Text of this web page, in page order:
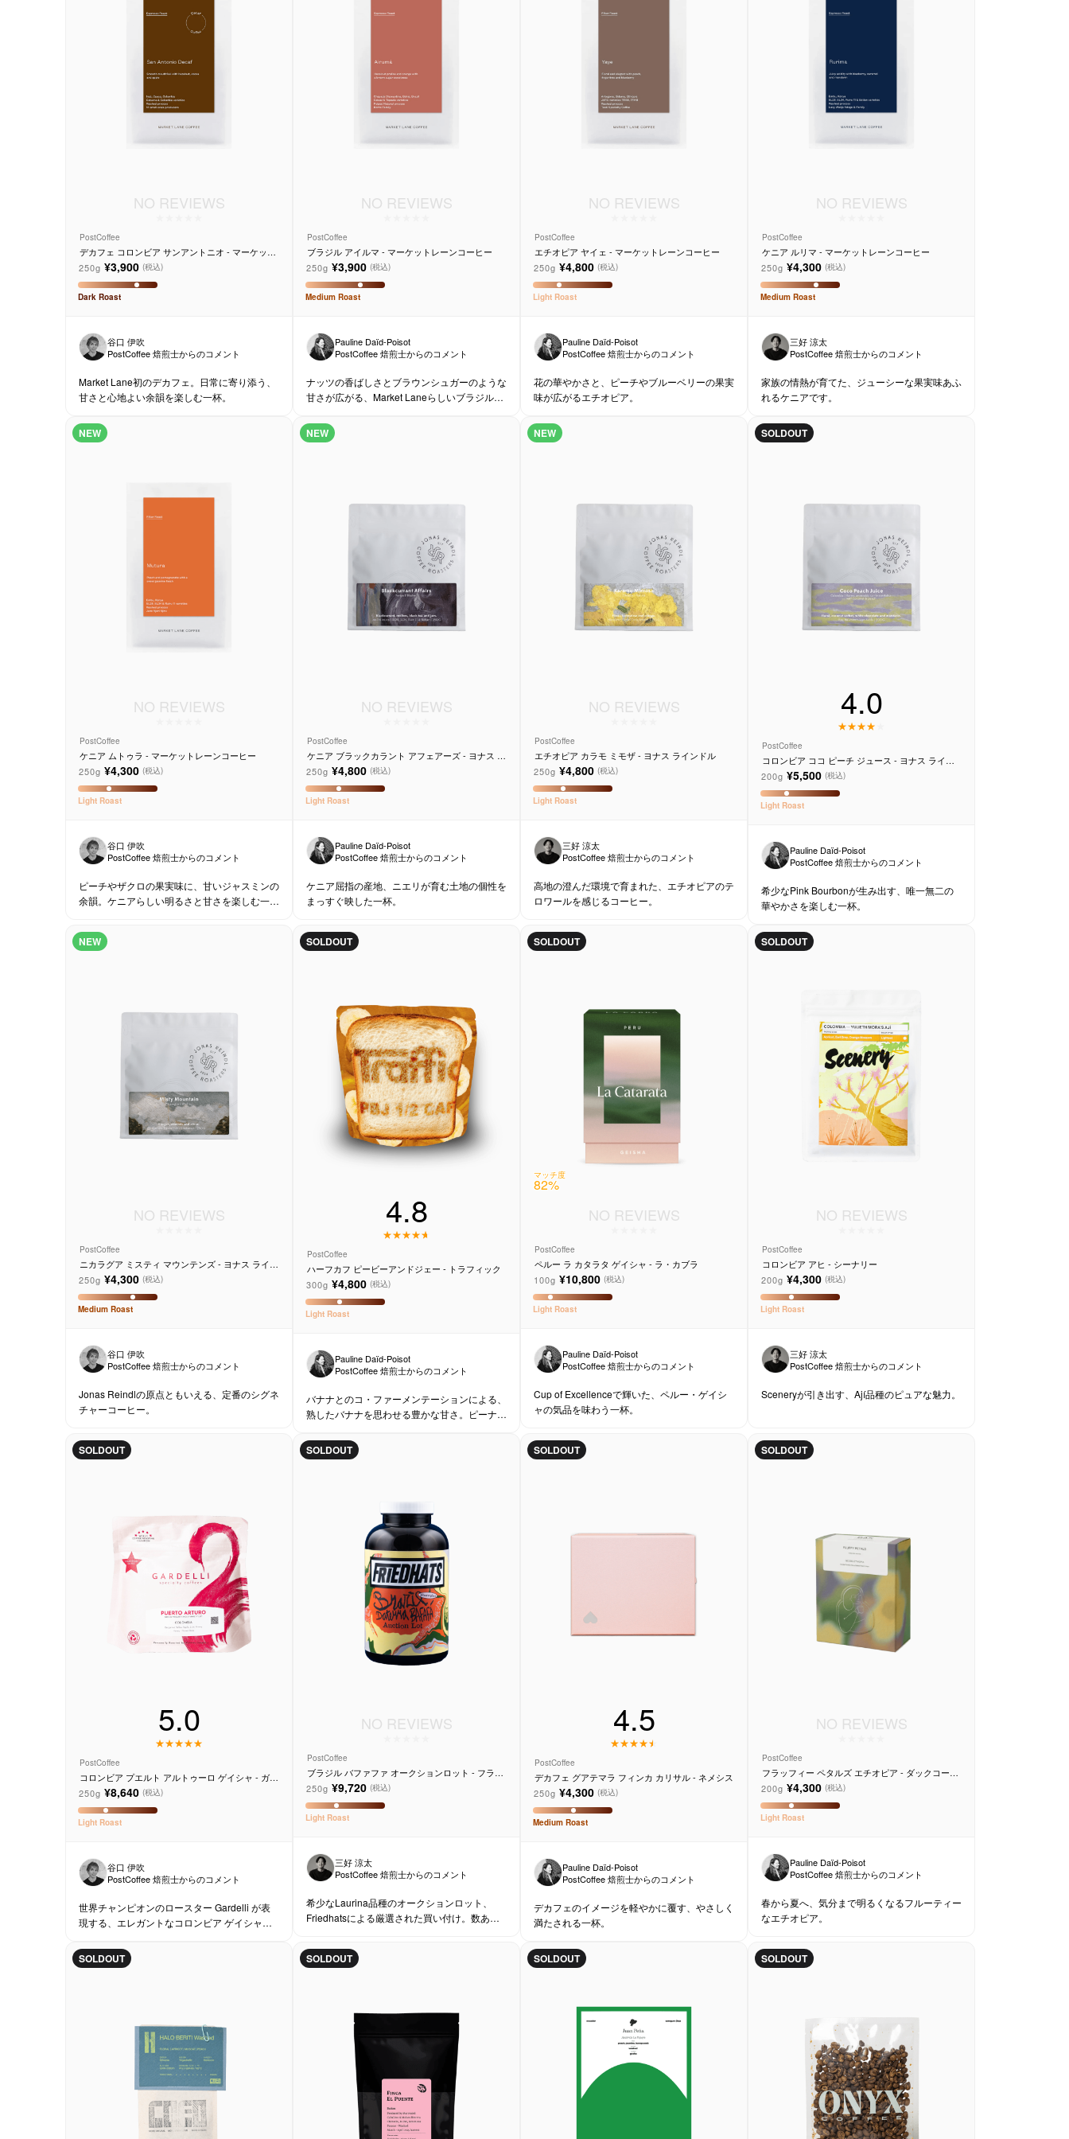
NO REVIEWS
PostCoffee
デカフェ コロンビア サンアントニオ - マーケット
レーンコーヒー
250g ¥3,900 (税込)
Dark Roast
谷口 伊吹
PostCoffee 焙煎士からのコメント
Market Lane初のデカフェ。日常に寄り添う、
甘さと心地よい余韻を楽しむ一杯。
NO REVIEWS
PostCoffee
ブラジル アイルマ - マーケットレーンコーヒー
250g ¥3,900 (税込)
Medium Roast
Pauline Daïd-Poisot
PostCoffee 焙煎士からのコメント
ナッツの香ばしさとブラウンシュガーのような
甘さが広がる、Market Laneらしいブラジルの
NO REVIEWS
PostCoffee
エチオピア ヤイェ - マーケットレーンコーヒー
250g ¥4,800 (税込)
Light Roast
Pauline Daïd-Poisot
PostCoffee 焙煎士からのコメント
花の華やかさと、ピーチやブルーベリーの果実
味が広がるエチオピア。
NO REVIEWS
PostCoffee
ケニア ルリマ - マーケットレーンコーヒー
250g ¥4,300 (税込)
Medium Roast
三好 涼太
PostCoffee 焙煎士からのコメント
家族の情熱が育てた、ジューシーな果実味あふ
れるケニアです。
NEW
NO REVIEWS
PostCoffee
ケニア ムトゥラ - マーケットレーンコーヒー
250g ¥4,300 (税込)
Light Roast
谷口 伊吹
PostCoffee 焙煎士からのコメント
ピーチやザクロの果実味に、甘いジャスミンの
余韻。ケニアらしい明るさと甘さを楽しむ一
NEW
NO REVIEWS
PostCoffee
ケニア ブラックカラント アフェアーズ - ヨナス ラ
インドル
250g ¥4,800 (税込)
Light Roast
Pauline Daïd-Poisot
PostCoffee 焙煎士からのコメント
ケニア屈指の産地、ニエリが育む土地の個性を
まっすぐ映した一杯。
NEW
NO REVIEWS
PostCoffee
エチオピア カラモ ミモザ - ヨナス ラインドル
250g ¥4,800 (税込)
Light Roast
三好 涼太
PostCoffee 焙煎士からのコメント
高地の澄んだ環境で育まれた、エチオピアのテ
ロワールを感じるコーヒー。
SOLDOUT
4.0
PostCoffee
コロンビア ココ ピーチ ジュース - ヨナス ライン
200g ¥5,500 (税込)
Light Roast
Pauline Daïd-Poisot
PostCoffee 焙煎士からのコメント
希少なPink Bourbonが生み出す、唯一無二の
華やかさを楽しむ一杯。
NEW
NO REVIEWS
PostCoffee
ニカラグア ミスティ マウンテンズ - ヨナス ライン
250g ¥4,300 (税込)
Medium Roast
谷口 伊吹
PostCoffee 焙煎士からのコメント
Jonas Reindlの原点ともいえる、定番のシグネ
チャーコーヒー。
SOLDOUT
4.8
PostCoffee
ハーフカフ ピービーアンドジェー - トラフィック
300g ¥4,800 (税込)
Light Roast
Pauline Daïd-Poisot
PostCoffee 焙煎士からのコメント
バナナとのコ・ファーメンテーションによる、
熟したバナナを思わせる豊かな甘さ。ピーナッ
の果実味が重なり、デザートのような味わいに
仕上がっています。
SOLDOUT
マッチ度
82%
NO REVIEWS
PostCoffee
ペルー ラ カタラタ ゲイシャ - ラ・カブラ
100g ¥10,800 (税込)
Light Roast
Pauline Daïd-Poisot
PostCoffee 焙煎士からのコメント
Cup of Excellenceで輝いた、ペルー・ゲイシ
ャの気品を味わう一杯。
SOLDOUT
NO REVIEWS
PostCoffee
コロンビア アヒ - シーナリー
200g ¥4,300 (税込)
Light Roast
三好 涼太
PostCoffee 焙煎士からのコメント
Sceneryが引き出す、Ají品種のピュアな魅力。
SOLDOUT
5.0
PostCoffee
コロンビア プエルト アルトゥーロ ゲイシャ - ガル
デッリ
250g ¥8,640 (税込)
Light Roast
谷口 伊吹
PostCoffee 焙煎士からのコメント
世界チャンピオンのロースター Gardelli が表
現する、エレガントなコロンビア ゲイシャで
SOLDOUT
NO REVIEWS
PostCoffee
ブラジル バファファ オークションロット - フライ
ードハッツ
250g ¥9,720 (税込)
Light Roast
三好 涼太
PostCoffee 焙煎士からのコメント
希少なLaurina品種のオークションロット、
Friedhatsによる厳選された買い付け。数ある
一杯です。
SOLDOUT
4.5
PostCoffee
デカフェ グアテマラ フィンカ カリサル - ネメシス
250g ¥4,300 (税込)
Medium Roast
Pauline Daïd-Poisot
PostCoffee 焙煎士からのコメント
デカフェのイメージを軽やかに覆す、やさしく
満たされる一杯。
SOLDOUT
NO REVIEWS
PostCoffee
フラッフィー ペタルズ エチオピア - ダックコーヒ
ーロースターズ
200g ¥4,300 (税込)
Light Roast
Pauline Daïd-Poisot
PostCoffee 焙煎士からのコメント
春から夏へ、気分まで明るくなるフルーティー
なエチオピア。
SOLDOUT SOLDOUT SOLDOUT SOLDOUT